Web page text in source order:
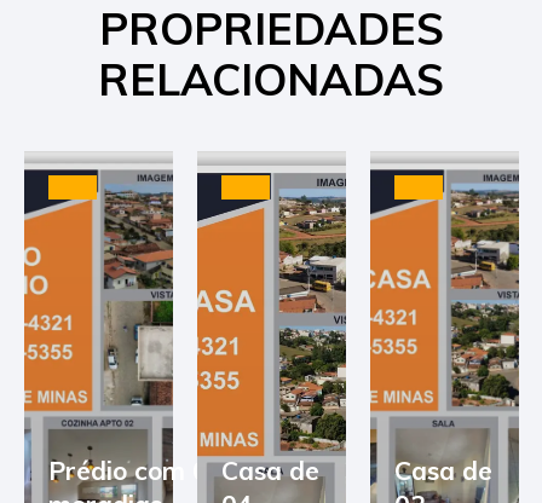
PROPRIEDADES
RELACIONADAS
Prédio com 03Casa de
Casa de